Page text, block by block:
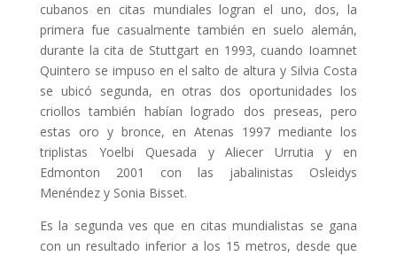
cubanos en citas mundiales logran el uno, dos, la
primera fue casualmente también en suelo alemán,
durante la cita de Stuttgart en 1993, cuando Ioamnet
Quintero se impuso en el salto de altura y Silvia Costa
se ubicó segunda, en otras dos oportunidades los
criollos también habían logrado dos preseas, pero
estas oro y bronce, en Atenas 1997 mediante los
triplistas Yoelbi Quesada y Aliecer Urrutia y en
Edmonton 2001 con las jabalinistas Osleidys
Menéndez y Sonia Bisset.
Es la segunda ves que en citas mundialistas se gana
con un resultado inferior a los 15 metros, desde que